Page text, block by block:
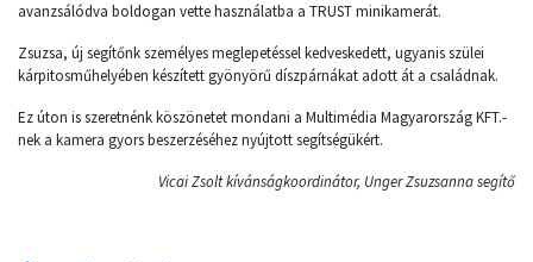
avanzsálódva boldogan vette használatba a TRUST minikamerát.
Zsuzsa, új segítőnk személyes meglepetéssel kedveskedett, ugyanis szülei
kárpitosműhelyében készített gyönyörű díszpárnákat adott át a családnak.
Ez úton is szeretnénk köszönetet mondani a Multimédia Magyarország KFT.-
nek a kamera gyors beszerzéséhez nyújtott segítségükért.
Vicai Zsolt kívánságkoordinátor, Unger Zsuzsanna segítő